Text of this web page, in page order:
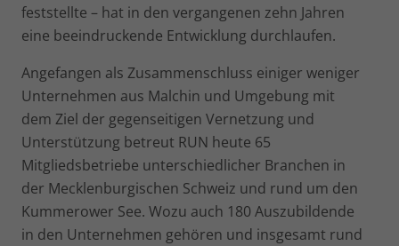
feststellte – hat in den vergangenen zehn Jahren
eine beeindruckende Entwicklung durchlaufen.
Angefangen als Zusammenschluss einiger weniger
Unternehmen aus Malchin und Umgebung mit
dem Ziel der gegenseitigen Vernetzung und
Unterstützung betreut RUN heute 65
Mitgliedsbetriebe unterschiedlicher Branchen in
der Mecklenburgischen Schweiz und rund um den
Kummerower See. Wozu auch 180 Auszubildende
in den Unternehmen gehören und insgesamt rund